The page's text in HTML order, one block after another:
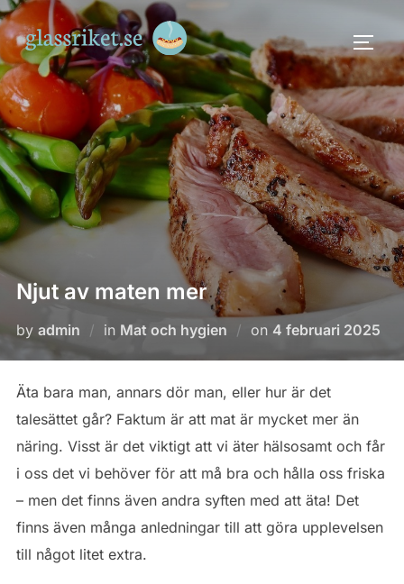
Skip
to
content
Njut av maten mer
by admin in Mat och hygien on Posted
4 februari 2025
Äta bara man, annars dör man, eller hur är det
talesättet går? Faktum är att mat är mycket mer än
näring. Visst är det viktigt att vi äter hälsosamt och får
i oss det vi behöver för att må bra och hålla oss friska
– men det finns även andra syften med att äta! Det
finns även många anledningar till att göra upplevelsen
till något litet extra.